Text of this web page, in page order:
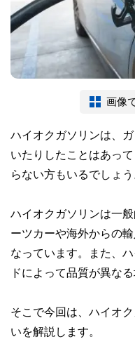
画像
ハイオクガソリンは、
いたりしたことはあっ
らない方もいるでしょう
ハイオクガソリンは一
ーツカーや海外からの
なっています。また、
ドによって品質が異な
そこで今回は、ハイオ
いを解説します。